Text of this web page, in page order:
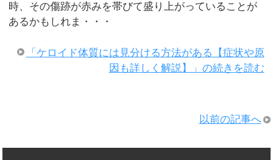
時、その傷跡が赤みを帯びて盛り上がっていることが
あるかもしれま・・・
「ケロイド体質には見分ける方法がある【症状や原
因も詳しく解説】」の続きを読む
以前の記事へ